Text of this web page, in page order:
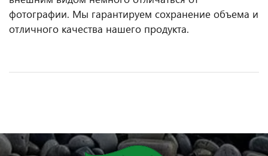
фотографии. Мы гарантируем сохранение объема и
отличного качества нашего продукта.